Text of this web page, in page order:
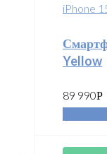
iPhone
Yellow
89 990Р